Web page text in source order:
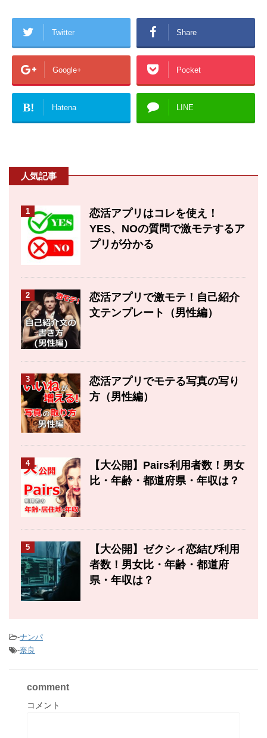
Twitter Share
Google+ Pocket
B! Hatena LINE
人気記事
1
恋活アプリはコレを使え！
YES、NOの質問で激モテするア
プリが分かる
2
恋活アプリで激モテ！自己紹介
文テンプレート（男性編）
3
恋活アプリでモテる写真の写り
方（男性編）
4
【大公開】Pairs利用者数！男女
比・年齢・都道府県・年収は？
5
【大公開】ゼクシィ恋結び利用
者数！男女比・年齢・都道府
県・年収は？
-ナンパ
-奈良
comment
コメント